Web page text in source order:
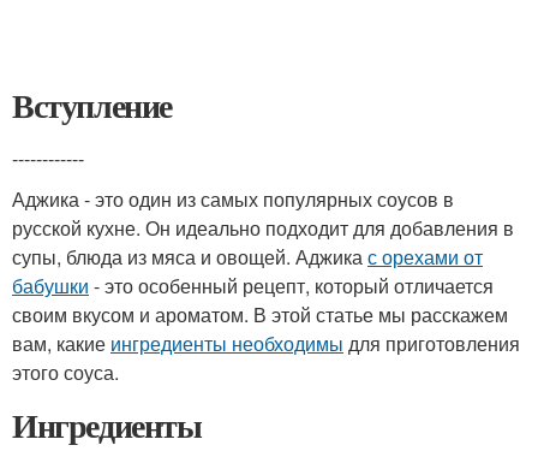
Вступление
------------
Аджика - это один из самых популярных соусов в
русской кухне. Он идеально подходит для добавления в
супы, блюда из мяса и овощей. Аджикас орехами от
бабушки - это особенный рецепт, который отличается
своим вкусом и ароматом. В этой статье мы расскажем
вам, какие ингредиенты необходимы для приготовления
этого соуса.
Ингредиенты